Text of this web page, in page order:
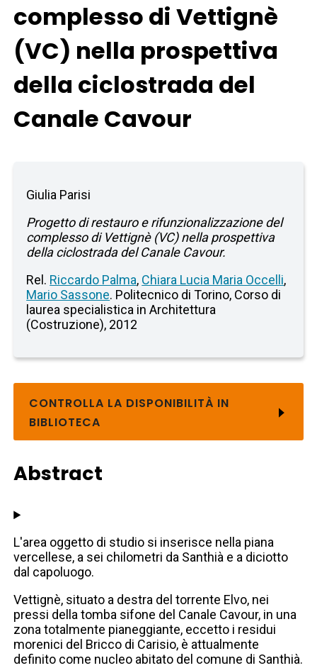
complesso di Vettignè
(VC) nella prospettiva
della ciclostrada del
Canale Cavour
Giulia Parisi
Progetto di restauro e rifunzionalizzazione del
complesso di Vettignè (VC) nella prospettiva
della ciclostrada del Canale Cavour.
Rel. Riccardo Palma, Chiara Lucia Maria Occelli,
Mario Sassone. Politecnico di Torino, Corso di
laurea specialistica in Architettura
(Costruzione), 2012
CONTROLLA LA DISPONIBILITÀ IN
BIBLIOTECA
Abstract
L'area oggetto di studio si inserisce nella piana
vercellese, a sei chilometri da Santhià e a diciotto
dal capoluogo.
Vettignè, situato a destra del torrente Elvo, nei
pressi della tomba sifone del Canale Cavour, in una
zona totalmente pianeggiante, eccetto i residui
morenici del Bricco di Carisio, è attualmente
definito come nucleo abitato del comune di Santhià.